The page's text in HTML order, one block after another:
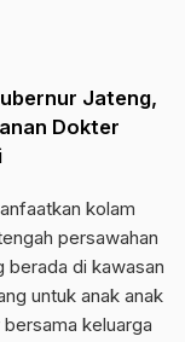
Jateng,
Dokter
kolam
persawahan
di kawasan
untuk anak anak
keluarga